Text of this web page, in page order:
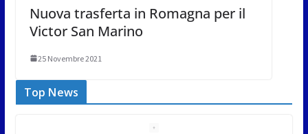
Nuova trasferta in Romagna per il
Victor San Marino
25 Novembre 2021
Top News